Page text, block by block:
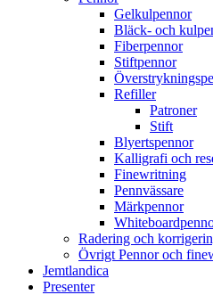
Gelkulpennor
Bläck- och
Fiberpennor
Stiftpennor
Refiller
Patroner
Stift
Blyertspennor
Kalligrafi och
Finewritning
Pennvässare
Märkpennor
Radering och
Övrigt Pennor och
Jemtlandica
Presenter